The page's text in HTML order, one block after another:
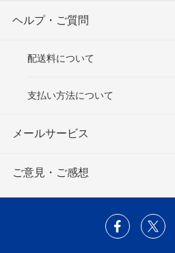
ヘルプ・ご質問
配送料について
支払い方法について
メールサービス
ご意見・ご感想